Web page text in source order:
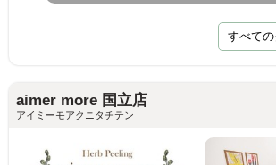
すべて
aimer more 国立店
アイミーモアクニタチテン